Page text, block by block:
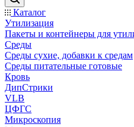
Каталог
Утилизация
Пакеты и контейнеры для
Среды
Среды сухие, добавки к средам
Среды питательные готовые
Кровь
ДипСтрики
VLB
ЦФГС
Микроскопия